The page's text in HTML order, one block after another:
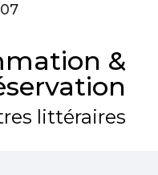
&
littéraires